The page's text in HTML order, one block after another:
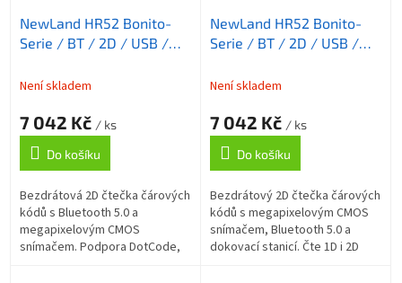
NewLand HR52 Bonito-
Serie / BT / 2D / USB /
černá
Není skladem
7 042 Kč / ks
Do košíku
Bezdrátová 2D čtečka čárových
kódů s Bluetooth 5.0 a
megapixelovým CMOS
snímačem. Podpora DotCode,
NewLand HR52 Bonito-
Serie / BT / 2D / USB /
černá
Není skladem
7 042 Kč / ks
Do košíku
Bezdrátový 2D čtečka čárových
kódů s megapixelovým CMOS
snímačem, Bluetooth 5.0 a
dokovací stanicí. Čte 1D i 2D